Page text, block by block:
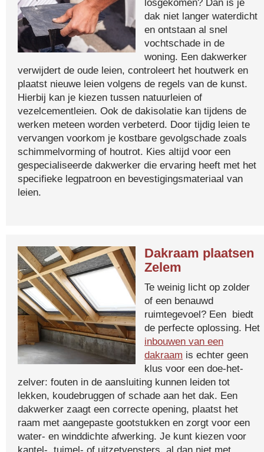
losgekomen? Dan is je
dak niet langer waterdicht
en ontstaan al snel
vochtschade in de
woning. Een dakwerker
verwijdert de oude leien, controleert het houtwerk en
plaatst nieuwe leien volgens de regels van de kunst.
Hierbij kan je kiezen tussen natuurleien of
vezelcementleien. Ook de dakisolatie kan tijdens de
werken meteen worden verbeterd. Door tijdig leien te
vervangen voorkom je kostbare gevolgschade zoals
schimmelvorming of houtrot. Kies altijd voor een
gespecialiseerde dakwerker die ervaring heeft met het
specifieke legpatroon en bevestigingsmateriaal van
leien.
Dakraam plaatsen
Zelem
Te weinig licht op zolder
of een benauwd
ruimtegevoel? Een biedt
de perfecte oplossing. Het
inbouwen van een
dakraam is echter geen
klus voor een doe-het-
zelver: fouten in de aansluiting kunnen leiden tot
lekken, koudebruggen of schade aan het dak. Een
dakwerker zaagt een correcte opening, plaatst het
raam met aangepaste gootstukken en zorgt voor een
water- en winddichte afwerking. Je kunt kiezen voor
kantel-, tuimel- of uitzetvensters, al dan niet met